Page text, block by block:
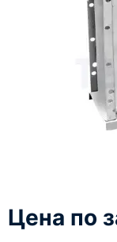
Цена по